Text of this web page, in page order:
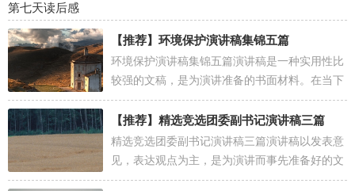
第七天读后感
【推荐】 环境保护演讲稿集锦五篇
环境保护演讲稿集锦五篇演讲稿是一种实用性比
较强的文稿，是为演讲准备的书面材料。在当下
社会，演讲稿使用的情况越来越多，来参考自己
需要的演讲...
【推荐】 精选竞选团委副书记演讲稿三篇
精选竞选团委副书记演讲稿三篇演讲稿以发表意
见，表达观点为主，是为演讲而事先准备好的文
稿。在社会发展不断提速的今天，演讲稿与我们